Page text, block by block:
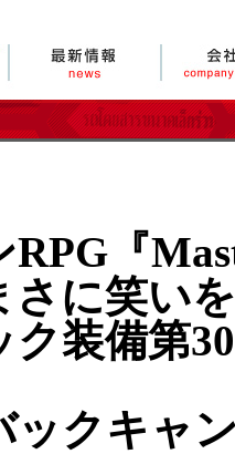
『
さに笑い
ク装備第
ックキャ